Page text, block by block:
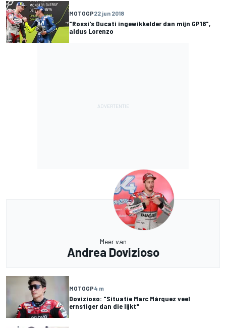
MOTOGP22 jun 2018
"Rossi's Ducati ingewikkelder dan mijn GP18",
aldus Lorenzo
Meer van
Andrea Dovizioso
MOTOGP4 m
Dovizioso: "Situatie Marc Márquez veel
ernstiger dan die lijkt"